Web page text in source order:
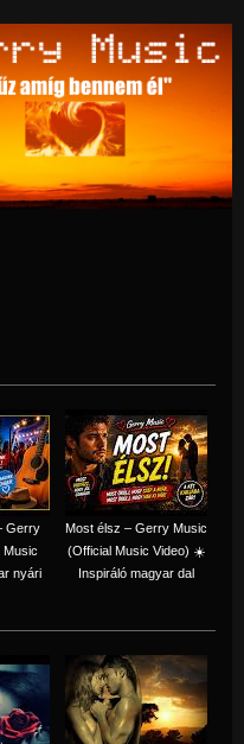
Gerry
Music
nyári
Most élsz – Gerry Music
(Official Music Video) ☀️
Inspiráló magyar dal